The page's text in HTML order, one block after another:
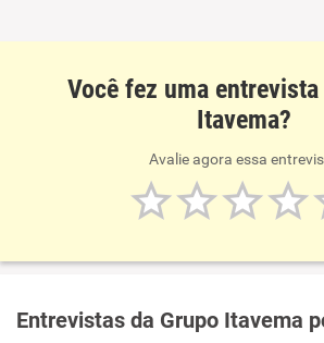
Você fez uma entrevista
Itavema?
Avalie agora essa
Entrevistas da Grupo Itavema